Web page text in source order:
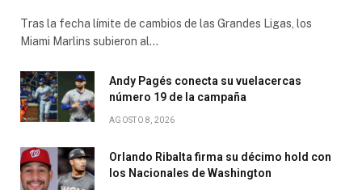
Tras la fecha límite de cambios de las Grandes Ligas, los
Miami Marlins subieron al…
Andy Pagés conecta su vuelacercas
número 19 de la campaña
AGOSTO 8, 2026
Orlando Ribalta firma su décimo hold con
los Nacionales de Washington